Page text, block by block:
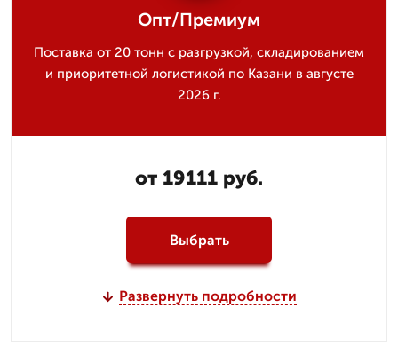
Опт/Премиум
Поставка от 20 тонн с разгрузкой, складированием
и приоритетной логистикой по Казани в августе
2026 г.
от 19111 руб.
Выбрать
Развернуть подробности